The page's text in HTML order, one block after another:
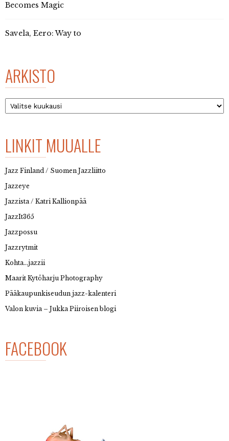
Becomes Magic
Savela, Eero: Way to
ARKISTO
Arkisto
LINKIT MUUALLE
Jazz Finland / Suomen Jazzliitto
Jazzeye
Jazzista / Katri Kallionpää
JazzIt365
Jazzpossu
Jazzrytmit
Kohta…jazzii
Maarit Kytöharju Photography
Pääkaupunkiseudun jazz-kalenteri
Valon kuvia – Jukka Piiroisen blogi
FACEBOOK